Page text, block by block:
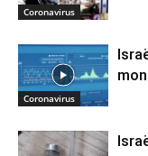
Coronavirus
Coronavirus